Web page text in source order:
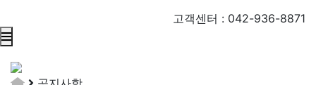
고객센터 : 042-936-8871